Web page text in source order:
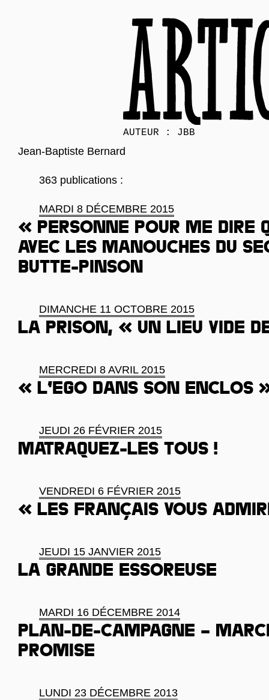
AUTEUR : JBB
Jean-Baptiste Bernard
363 publications :
MARDI 8 DÉCEMBRE 2015
« Personne pour me dire
Avec les manouches du
Butte-Pinson
DIMANCHE 11 OCTOBRE 2015
La prison, « un lieu vide
MERCREDI 8 AVRIL 2015
« L’ego dans son enclos
JEUDI 26 FÉVRIER 2015
Matraquez-les tous !
VENDREDI 6 FÉVRIER 2015
« Les Français vous
JEUDI 15 JANVIER 2015
La grande essoreuse
MARDI 16 DÉCEMBRE 2014
Plan-de-Campagne –
promise
LUNDI 23 DÉCEMBRE 2013